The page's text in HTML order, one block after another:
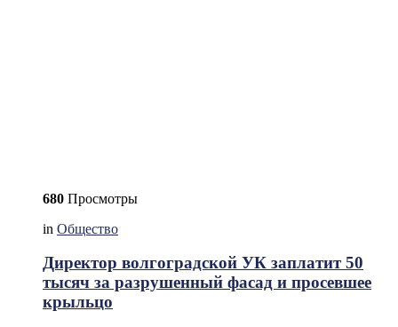
680 Просмотры
in Общество
Директор волгоградской УК заплатит 50
тысяч за разрушенный фасад и просевшее
крыльцо